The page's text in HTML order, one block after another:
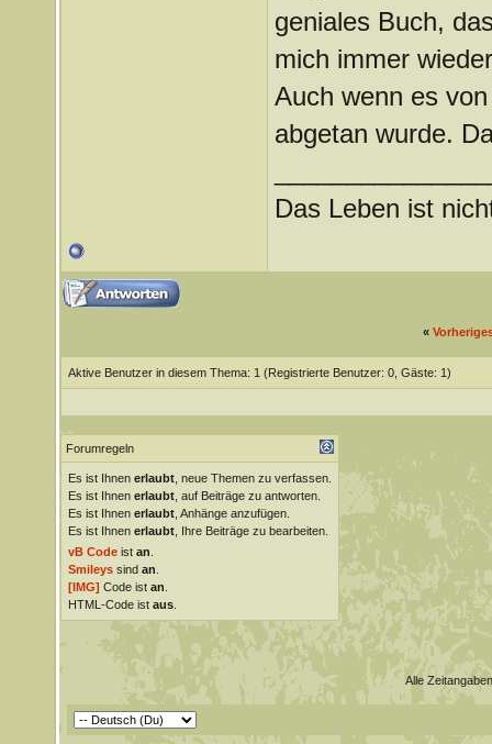
geniales Buch,
mich immer
Auch wenn es
abgetan wurde.
Das Leben ist
«
Aktive Benutzer in diesem Thema: 1 (Registrierte Benutzer: 0, Gäste: 1)
Forumregeln
Es ist Ihnen erlaubt, neue Themen zu verfassen.
Es ist Ihnen erlaubt, auf Beiträge zu antworten.
Es ist Ihnen erlaubt, Anhänge anzufügen.
Es ist Ihnen erlaubt, Ihre Beiträge zu bearbeiten.
vB Codeist an
Smileyssind an
[IMG] Code ist an
HTML-Code ist aus.
Alle